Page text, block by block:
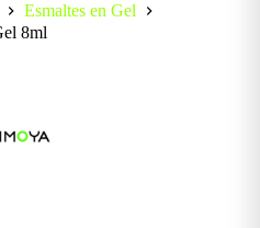
Esmaltes en Gel
8ml